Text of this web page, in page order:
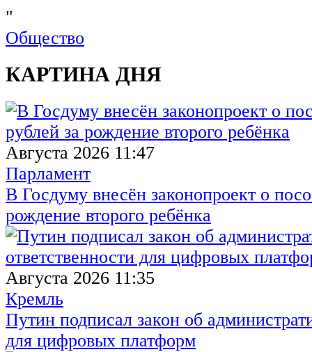
"
Общество
КАРТИНА ДНЯ
Августа 2026 11:47
Парламент
В Госдуму внесён законопроект о
рождение второго ребёнка
Августа 2026 11:35
Кремль
Путин подписал закон об
для цифровых платформ